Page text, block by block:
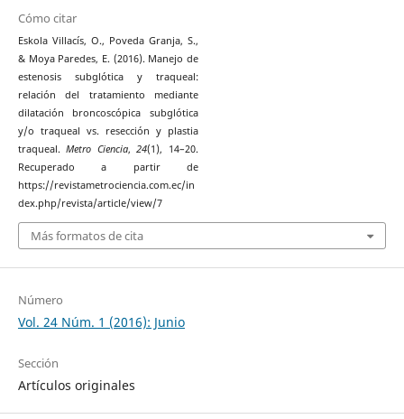
Cómo citar
Eskola Villacís, O., Poveda Granja, S.,
& Moya Paredes, E. (2016). Manejo de
estenosis subglótica y traqueal:
relación del tratamiento mediante
dilatación broncoscópica subglótica
y/o traqueal vs. resección y plastia
traqueal.Metro Ciencia,24(1), 14–20.
Recuperado a partir de
https://revistametrociencia.com.ec/in
dex.php/revista/article/view/7
Más formatos de cita
Número
Vol. 24 Núm. 1 (2016): Junio
Sección
Artículos originales